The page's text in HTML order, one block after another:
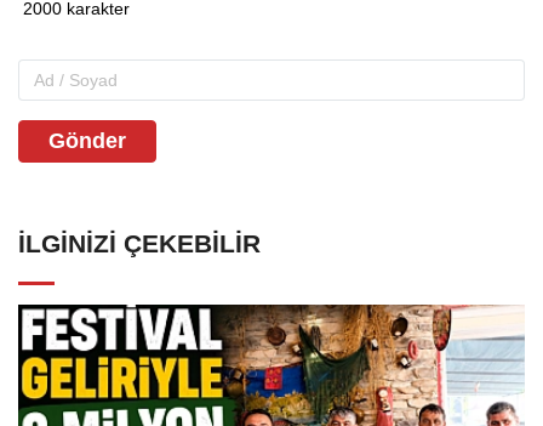
Gönder
İLGINIZI ÇEKEBILIR